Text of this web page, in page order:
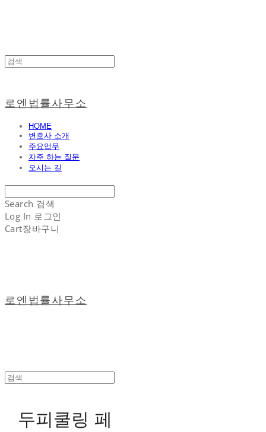
로엔법률사무소
HOME
변호사 소개
주요업무
자주 하는 질문
오시는 길
Search 검색
Log In 로그인
Cart장바구니
로엔법률사무소
두피쿨링 페